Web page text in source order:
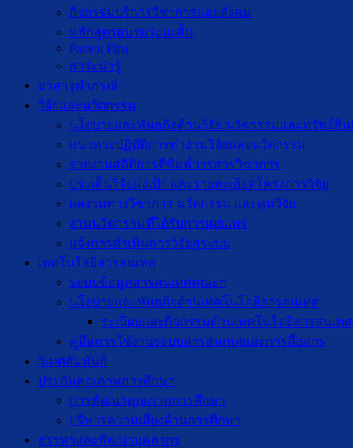
กิจกรรมบริการวิชาการและสังคม
หลักสูตรอบรมระยะสั้น
Patient First
สาระน่ารู้
อาสาจุฬาภรณ์
วิจัยและนวัตกรรม
นโยบายและพันธกิจด้านวิจัย นวัตกรรมและทรัพย์สิ
แนวทางปฏิบัติการทำงานวิจัยและนวัตกรรม
รายงานสถิติการตีพิมพ์วารสารวิชาการ
ประเด็นวิจัยมุ่งเป้า และรายละเอียดโครงการวิจัย
ผลงานทางวิชาการ นวัตกรรม และทุนวิจัย
งานนวัตกรรมที่ได้รับการเผยแพร่
แจ้งการดำเนินการวิจัยสู่ระบบ
เทคโนโลยีสารสนเทศ
ระบบข้อมูลสารสนเทศคณะฯ
นโยบายและพันธกิจด้านเทคโนโลยีสารสนเทศ
ระเบียบและกิจกรรมด้านเทคโนโลยีสารสนเทศ
คู่มือการใช้งานระบบสารสนเทศและการสื่อสาร
วิเทศสัมพันธ์
ประกันคุณภาพการศึกษา
การพัฒนาคุณภาพการศึกษา
บริหารความเสี่ยงด้านการศึกษา
สรรหาและพัฒนาบุคลากร